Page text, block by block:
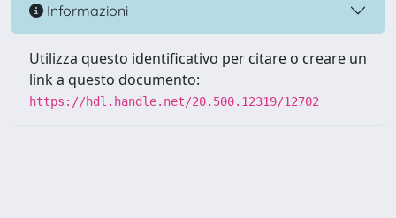
Informazioni
Utilizza questo identificativo per citare o creare un
link a questo documento:
https://hdl.handle.net/20.500.12319/12702